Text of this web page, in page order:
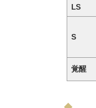
LS
S
覚醒